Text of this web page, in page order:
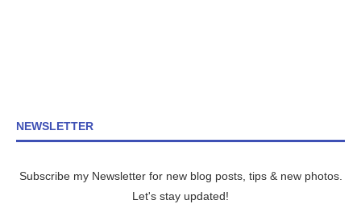
NEWSLETTER
Subscribe my Newsletter for new blog posts, tips & new photos.
Let's stay updated!